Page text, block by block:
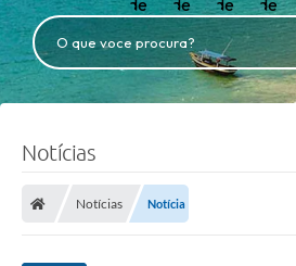
O que voce procura?
Notícias
Notícias Notícia